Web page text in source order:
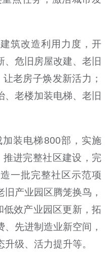
筑改造利用力度，开
、危旧房屋改建、老旧
老房子焕发新活力；
、老楼加装电梯、老旧
装电梯800部，实施
进完整社区建设，完
一批完整社区示范项
产业园区腾笼换鸟，
效产业园区更新，拓
先进制造业新空间，
级、活力提升等。